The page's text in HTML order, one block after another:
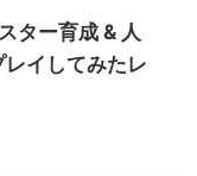
ター育成 & 人
イしてみたレ